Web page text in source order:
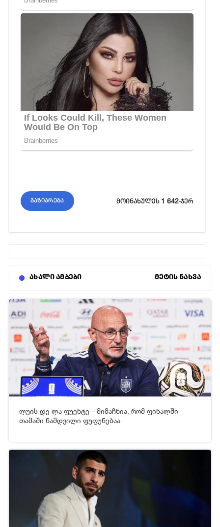
გაზიარება მოინახულეს 1 642-ჯერ
ახალი ამბები
მეტის ნახვა
[xfgiven_video2][/xfgiven_video2]
ლუის დე ლა ფუენტე – მიმაჩნია, რომ ფინალში
თამაში ნამდვილი ფუფუნებაა